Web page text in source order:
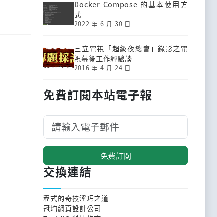
Docker Compose 的基本使用方
式
2022 年 6 月 30 日
三立電視「超級夜總會」錄影之電
視幕後工作經驗談
2016 年 4 月 24 日
免費訂閱本站電子報
免費訂閱
交換連結
程式的奇技淫巧之道
冠均網頁設計公司